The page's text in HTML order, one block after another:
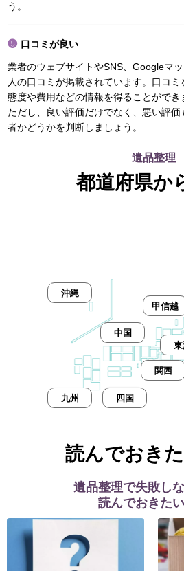
う。
口コミが良い
業者のウェブサイトやSNS、Googleマ
人の口コミが掲載されています。口コ
態度や費用などの情報を得ることができ
ただし、良い評価だけでなく、悪い評
者かどうかを判断しましょう。
遺品整理
都道府県か
甲信越
関西
中国
四国
九州
沖縄
読んでおき
遺品整理で失敗し
読んでおきた